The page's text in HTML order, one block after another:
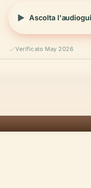
Ascolta
Verificato May 2026